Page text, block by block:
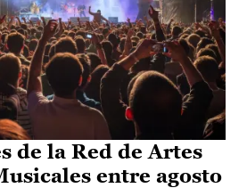
de la Red de Artes
entre agosto